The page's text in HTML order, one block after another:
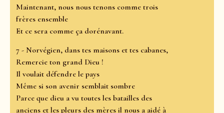
Maintenant, nous nous tenons comme trois
frères ensemble
Et ce sera comme ça dorénavant.
7 - Norvégien, dans tes maisons et tes cabanes,
Remercie ton grand Dieu !
Il voulait défendre le pays
Même si son avenir semblait sombre
Parce que dieu a vu toutes les batailles des
anciens et les pleurs des mères il nous a aidé à